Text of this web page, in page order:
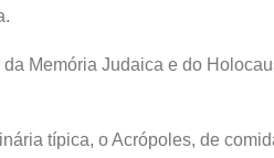
Memória Judaica e do
típica, o Acrópoles, de